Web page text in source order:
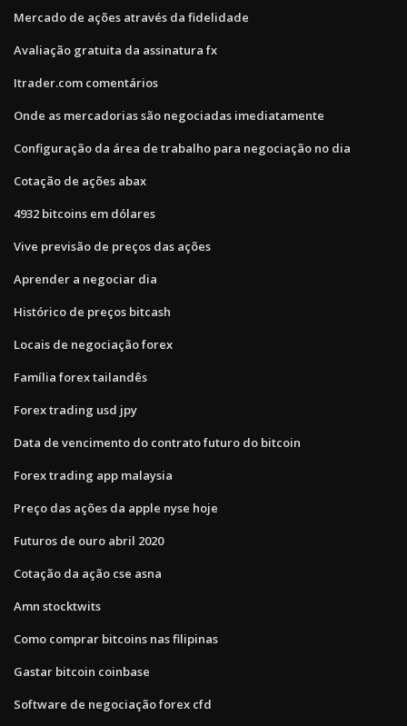
Mercado de ações através da fidelidade
Avaliação gratuita da assinatura fx
Itrader.com comentários
Onde as mercadorias são negociadas imediatamente
Configuração da área de trabalho para negociação no dia
Cotação de ações abax
4932 bitcoins em dólares
Vive previsão de preços das ações
Aprender a negociar dia
Histórico de preços bitcash
Locais de negociação forex
Família forex tailandês
Forex trading usd jpy
Data de vencimento do contrato futuro do bitcoin
Forex trading app malaysia
Preço das ações da apple nyse hoje
Futuros de ouro abril 2020
Cotação da ação cse asna
Amn stocktwits
Como comprar bitcoins nas filipinas
Gastar bitcoin coinbase
Software de negociação forex cfd